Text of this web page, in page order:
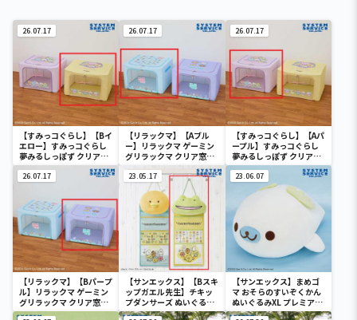
26.07.17
【すみっコぐらし】【Bイ
エロー】すみっコぐらし
夢みるしっぽず クリア窓
付き収納ボックス
26.07.17
【リラックマ】【Aブル
ー】リラックマ ゲーミン
グリラックマ クリア窓付
き収納ボックス
26.07.17
【すみっコぐらし】【Aパ
ープル】すみっコぐらし
夢みるしっぽず クリア窓
付き収納ボックス
26.07.17
【リラックマ】【Bパープ
ル】リラックマ ゲーミン
グリラックマ クリア窓付
き収納ボックス
23.05.17
【サンエックス】【Bスキ
ップガエル先生】チキッ
プダンサーズ ぬいぐるみ
ウォールポケット
23.06.07
【サンエックス】まめゴ
マ おそらのすいぞくかん
ぬいぐるみXL プレミアム
まめゴマ